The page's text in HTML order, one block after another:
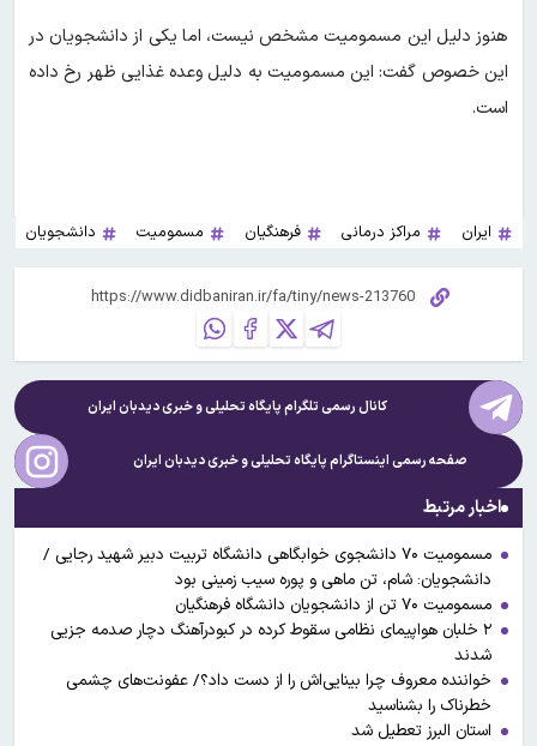
هنوز دلیل این مسمومیت مشخص نیست، اما یکی از دانشجویان در
این خصوص گفت: این مسمومیت به دلیل وعده غذایی ظهر رخ داده
است.
ایران مراکز درمانی فرهنگیان مسمومیت دانشجویان
کانال رسمی تلگرام پایگاه تحلیلی و خبریدیدبان ایران
صفحه رسمی اینستاگرام پایگاه تحلیلی و خبریدیدبان ایران
اخبار مرتبط
مسمومیت ۷۰ دانشجوی خوابگاهی دانشگاه تربیت دبیر شهید رجایی /
دانشجویان: شام، تن ماهی و پوره سیب زمینی بود
مسمومیت ۷۰ تن از دانشجویان دانشگاه فرهنگیان
۲ خلبان هواپیمای نظامی سقوط کرده در کبودرآهنگ دچار صدمه جزیی
شدند
خواننده معروف چرا بینایی‌اش را از دست داد؟/ عفونت‌های چشمی
خطرناک را بشناسید
استان البرز تعطیل شد